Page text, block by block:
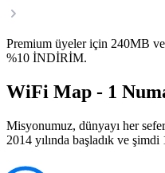
Premium üyeler için 240MB
%10 İNDİRİM.
WiFi Map - 1
Misyonumuz, dünyayı her
2014 yılında başladık ve şimdi